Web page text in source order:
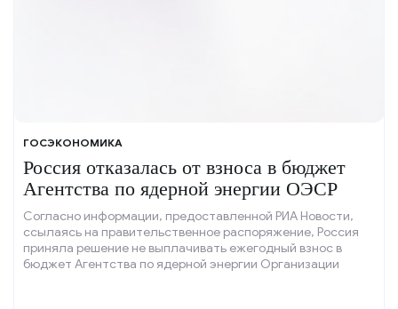
ГОСЭКОНОМИКА
Россия отказалась от взноса в бюджет
Агентства по ядерной энергии ОЭСР
Согласно информации, предоставленной РИА Новости,
ссылаясь на правительственное распоряжение, Россия
приняла решение не выплачивать ежегодный взнос в
бюджет Агентства по ядерной энергии Организации